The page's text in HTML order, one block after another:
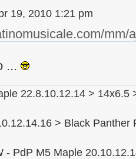
19, 2010 1:21 pm
mm/
...
22.8.10.12.14 > 14x6.5
> Black
- PdP M5 Maple